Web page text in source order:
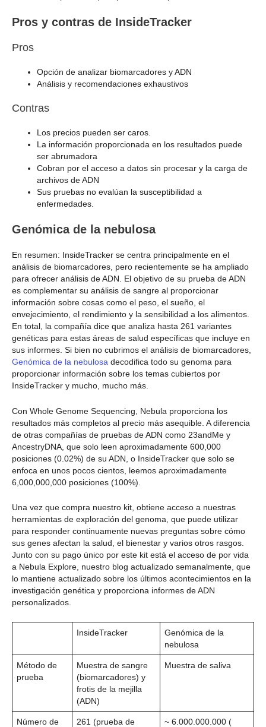
Pros y contras de InsideTracker
Pros
Opción de analizar biomarcadores y ADN
Análisis y recomendaciones exhaustivos
Contras
Los precios pueden ser caros.
La información proporcionada en los resultados puede
ser abrumadora
Cobran por el acceso a datos sin procesar y la carga de
archivos de ADN
Sus pruebas no evalúan la susceptibilidad a
enfermedades.
Genómica de la nebulosa
En resumen: InsideTracker se centra principalmente en el
análisis de biomarcadores, pero recientemente se ha ampliado
para ofrecer análisis de ADN. El objetivo de su prueba de ADN
es complementar su análisis de sangre al proporcionar
información sobre cosas como el peso, el sueño, el
envejecimiento, el rendimiento y la sensibilidad a los alimentos.
En total, la compañía dice que analiza hasta 261 variantes
genéticas para estas áreas de salud específicas que incluye en
sus informes. Si bien no cubrimos el análisis de biomarcadores,
Genómica de la nebulosa decodifica todo su genoma para
proporcionar información sobre los temas cubiertos por
InsideTracker y mucho, mucho más.
Con Whole Genome Sequencing, Nebula proporciona los
resultados más completos al precio más asequible. A diferencia
de otras compañías de pruebas de ADN como 23andMe y
AncestryDNA, que solo leen aproximadamente 600,000
posiciones (0.02%) de su ADN, o InsideTracker que solo se
enfoca en unos pocos cientos, leemos aproximadamente
6,000,000,000 posiciones (100%).
Una vez que compra nuestro kit, obtiene acceso a nuestras
herramientas de exploración del genoma, que puede utilizar
para responder continuamente nuevas preguntas sobre cómo
sus genes afectan la salud, el bienestar y varios otros rasgos.
Junto con su pago único por este kit está el acceso de por vida
a Nebula Explore, nuestro blog actualizado semanalmente, que
lo mantiene actualizado sobre los últimos acontecimientos en la
investigación genética y proporciona informes de ADN
personalizados.
InsideTracker
Genómica de la
nebulosa
Método de
prueba
Muestra de sangre
(biomarcadores) y
frotis de la mejilla
(ADN)
Muestra de saliva
Número de
261 (prueba de
~ 6.000.000.000 (